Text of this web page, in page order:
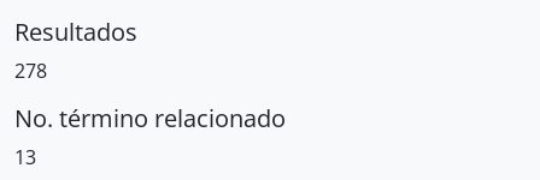
Resultados
278
No. término relacionado
13